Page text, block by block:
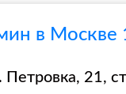
в Москве
21,